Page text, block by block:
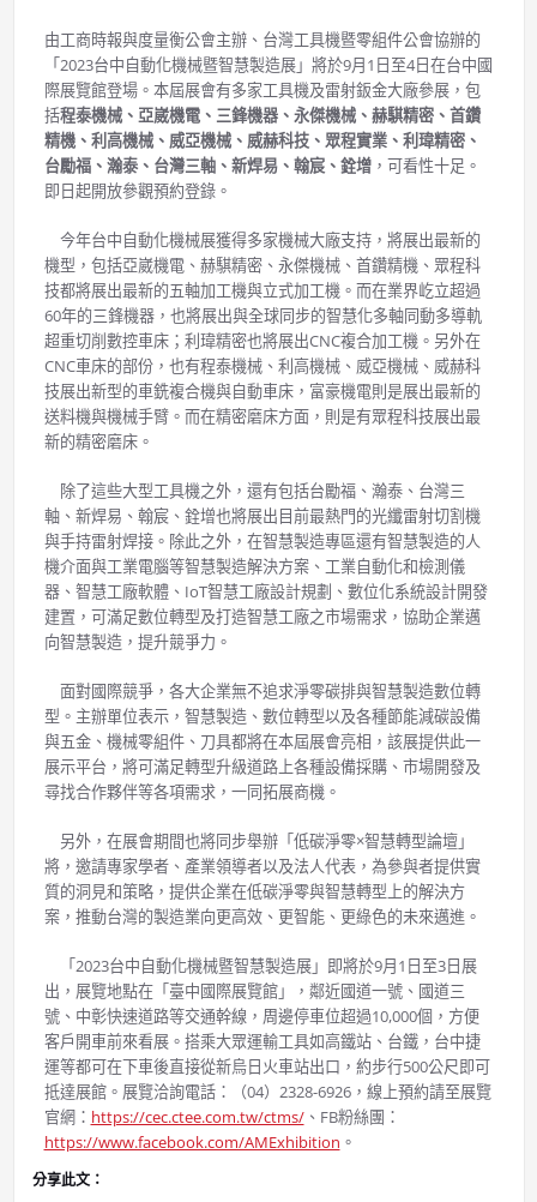
由工商時報與度量衡公會主辦、台灣工具機暨零組件公會協辦的
「2023台中自動化機械暨智慧製造展」將於9月1日至4日在台中國
際展覽館登場。本屆展會有多家工具機及雷射鈑金大廠參展，包
括程泰機械、亞崴機電、三鋒機器、永傑機械、赫騏精密、首鑽
精機、利高機械、威亞機械、威赫科技、眾程實業、利瑋精密、
台勵福、瀚泰、台灣三軸、新焊易、翰宸、銓增，可看性十足。
即日起開放參觀預約登錄。
今年台中自動化機械展獲得多家機械大廠支持，將展出最新的
機型，包括亞崴機電、赫騏精密、永傑機械、首鑽精機、眾程科
技都將展出最新的五軸加工機與立式加工機。而在業界屹立超過
60年的三鋒機器，也將展出與全球同步的智慧化多軸同動多導軌
超重切削數控車床；利瑋精密也將展出CNC複合加工機。另外在
CNC車床的部份，也有程泰機械、利高機械、威亞機械、威赫科
技展出新型的車銑複合機與自動車床，富豪機電則是展出最新的
送料機與機械手臂。而在精密磨床方面，則是有眾程科技展出最
新的精密磨床。
除了這些大型工具機之外，還有包括台勵福、瀚泰、台灣三
軸、新焊易、翰宸、銓增也將展出目前最熱門的光纖雷射切割機
與手持雷射焊接。除此之外，在智慧製造專區還有智慧製造的人
機介面與工業電腦等智慧製造解決方案、工業自動化和檢測儀
器、智慧工廠軟體、IoT智慧工廠設計規劃、數位化系統設計開發
建置，可滿足數位轉型及打造智慧工廠之市場需求，協助企業邁
向智慧製造，提升競爭力。
面對國際競爭，各大企業無不追求淨零碳排與智慧製造數位轉
型。主辦單位表示，智慧製造、數位轉型以及各種節能減碳設備
與五金、機械零組件、刀具都將在本屆展會亮相，該展提供此一
展示平台，將可滿足轉型升級道路上各種設備採購、市場開發及
尋找合作夥伴等各項需求，一同拓展商機。
另外，在展會期間也將同步舉辦「低碳淨零×智慧轉型論壇」
將，邀請專家學者、產業領導者以及法人代表，為參與者提供實
質的洞見和策略，提供企業在低碳淨零與智慧轉型上的解決方
案，推動台灣的製造業向更高效、更智能、更綠色的未來邁進。
「2023台中自動化機械暨智慧製造展」即將於9月1日至3日展
出，展覽地點在「臺中國際展覽館」，鄰近國道一號、國道三
號、中彰快速道路等交通幹線，周邊停車位超過10,000個，方便
客戶開車前來看展。搭乘大眾運輸工具如高鐵站、台鐵，台中捷
運等都可在下車後直接從新烏日火車站出口，約步行500公尺即可
抵達展館。展覽洽詢電話：（04）2328-6926，線上預約請至展覽
官網： https://cec.ctee.com.tw/ctms/、FB粉絲團：
https://www.facebook.com/AMExhibition 。
分享此文：